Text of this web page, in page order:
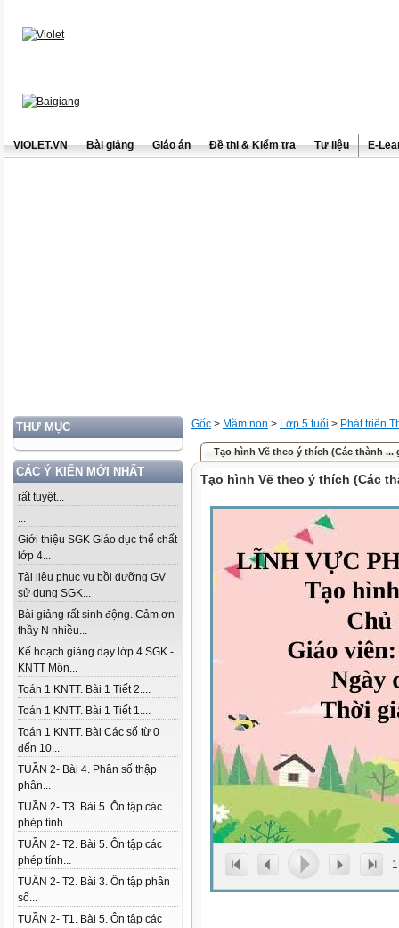
ViOLET.VN Bài giảng Giáo án Đề thi & Kiểm tra Tư liệu E-
THƯ MỤC
CÁC Ý KIẾN MỚI NHẤT
rất tuyệt...
...
Giới thiệu SGK Giáo dục thể chất
lớp 4...
Tài liệu phục vụ bồi dưỡng GV
sử dụng SGK...
Bài giảng rất sinh động. Cảm ơn
thầy N nhiều...
Kế hoạch giảng dạy lớp 4 SGK -
KNTT Môn...
Toán 1 KNTT. Bài 1 Tiết 2....
Toán 1 KNTT. Bài 1 Tiết 1....
Toán 1 KNTT. Bài Các số từ 0
đến 10...
TUẦN 2- Bài 4. Phân số thập
phân...
TUẦN 2- T3. Bài 5. Ôn tập các
phép tính...
TUẦN 2- T2. Bài 5. Ôn tập các
phép tính...
TUẦN 2- T2. Bài 3. Ôn tập phân
số...
TUẦN 2- T1. Bài 5. Ôn tập các
Gốc > Mầm non > Lớp 5 tuổi > Phát triển
Tạo hình Vẽ theo ý thích (Các thành ...
Tạo hình Vẽ theo ý thích (Các
1